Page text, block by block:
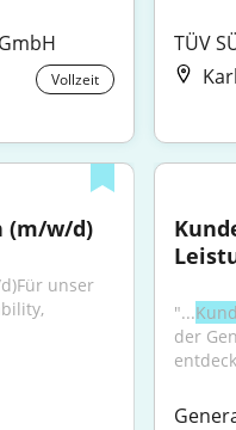
Vollzeit
TÜV
(m/w/d)
unser
"...
der